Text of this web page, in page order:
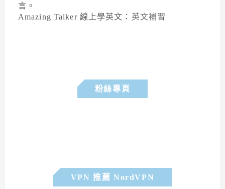
言。
Amazing Talker 線上學英文： 英文補習
粉絲專頁
VPN 推薦 NordVPN